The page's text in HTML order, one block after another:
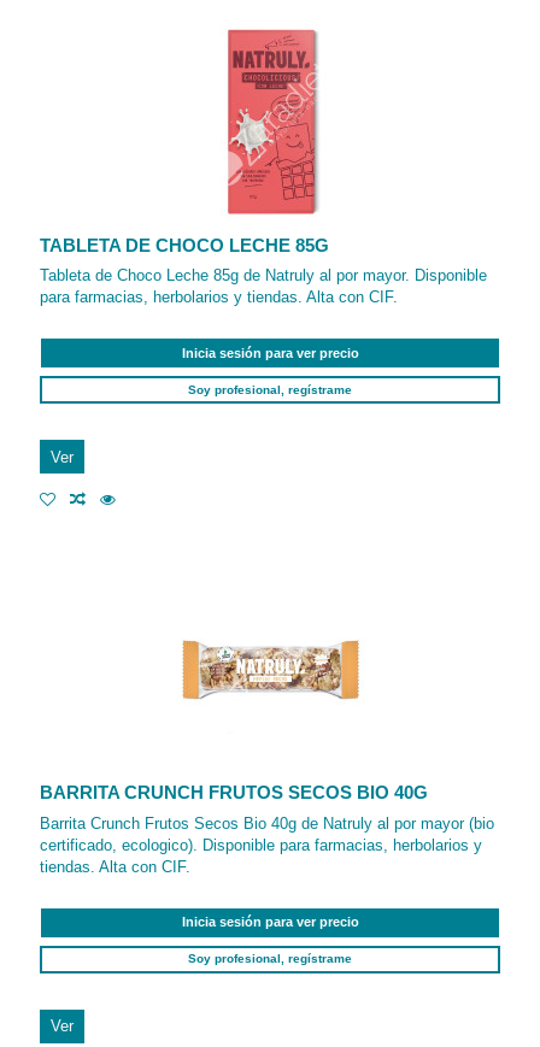
TABLETA DE CHOCO LECHE 85G
Tableta de Choco Leche 85g de Natruly al por mayor. Disponible
para farmacias, herbolarios y tiendas. Alta con CIF.
Inicia sesión para ver precio
Soy profesional, regístrame
Ver
BARRITA CRUNCH FRUTOS SECOS BIO 40G
Barrita Crunch Frutos Secos Bio 40g de Natruly al por mayor (bio
certificado, ecologico). Disponible para farmacias, herbolarios y
tiendas. Alta con CIF.
Inicia sesión para ver precio
Soy profesional, regístrame
Ver